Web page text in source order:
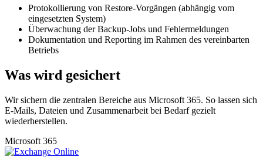
Protokollierung von Restore-Vorgängen (abhängig vom
eingesetzten System)
Überwachung der Backup-Jobs und Fehlermeldungen
Dokumentation und Reporting im Rahmen des vereinbarten
Betriebs
Was wird gesichert
Wir sichern die zentralen Bereiche aus Microsoft 365. So lassen sich
E-Mails, Dateien und Zusammenarbeit bei Bedarf gezielt
wiederherstellen.
Microsoft 365